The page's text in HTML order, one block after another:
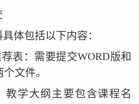
体包括以下内容：
表：需要提交WORD版和
文件。
教学大纲主要包含课程名